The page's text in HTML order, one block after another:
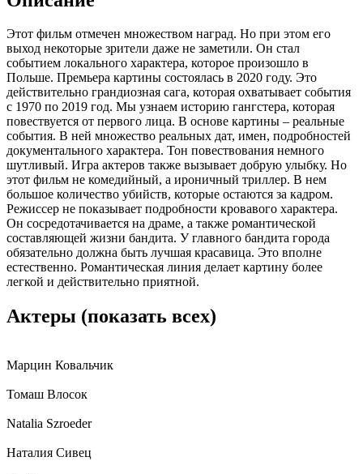
Этот фильм отмечен множеством наград. Но при этом его
выход некоторые зрители даже не заметили. Он стал
событием локального характера, которое произошло в
Польше. Премьера картины состоялась в 2020 году. Это
действительно грандиозная сага, которая охватывает события
с 1970 по 2019 год. Мы узнаем историю гангстера, которая
повествуется от первого лица. В основе картины – реальные
события. В ней множество реальных дат, имен, подробностей
документального характера. Тон повествования немного
шутливый. Игра актеров также вызывает добрую улыбку. Но
этот фильм не комедийный, а ироничный триллер. В нем
большое количество убийств, которые остаются за кадром.
Режиссер не показывает подробности кровавого характера.
Он сосредотачивается на драме, а также романтической
составляющей жизни бандита. У главного бандита города
обязательно должна быть лучшая красавица. Это вполне
естественно. Романтическая линия делает картину более
легкой и действительно приятной.
Актеры (показать всех)
Марцин Ковальчик
Томаш Влосок
Natalia Szroeder
Наталия Сивец